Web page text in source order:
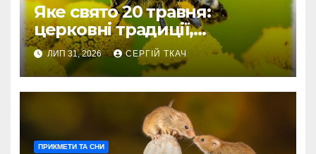
Яке свято 20 травня:
церковні традиції,
Всесвітній день бджіл і
професійні дати
ЛИП 31, 2026 СЕРГІЙ ТКАЧ
ПРИКМЕТИ ТА СНИ